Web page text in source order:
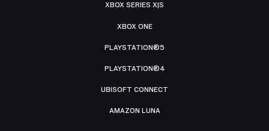
XBOX SERIES X|S
XBOX ONE
PLAYSTATION®5
PLAYSTATION®4
UBISOFT CONNECT
AMAZON LUNA